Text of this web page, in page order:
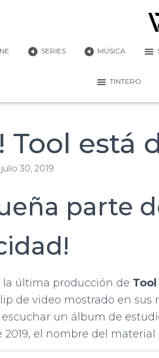
SERIES MÚSICA
TINTERO
Tool está
julio 30, 2019
parte
la última producción de Tool
de video mostrado en sus
un álbum de
2019, el nombre del material